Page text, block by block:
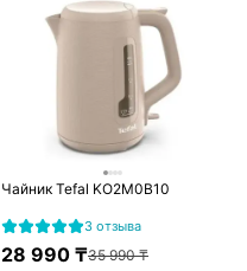
Чайник Tefal KO2M0B10
3 отзыва
28 990 ₸35 990₸